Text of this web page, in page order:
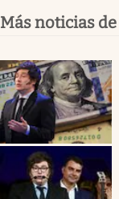
Más noticias de